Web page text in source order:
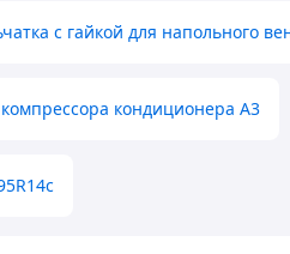
с гайкой для напольного
кондиционера А3